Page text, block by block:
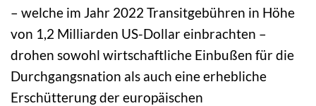
– welche im Jahr 2022 Transitgebühren in Höhe
von 1,2 Milliarden US-Dollar einbrachten –
drohen sowohl wirtschaftliche Einbußen für die
Durchgangsnation als auch eine erhebliche
Erschütterung der europäischen